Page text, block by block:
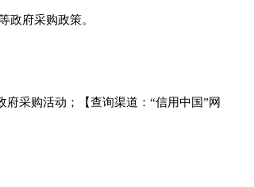
政府采购政策。
采购活动；【查询渠道： “信用中国”网